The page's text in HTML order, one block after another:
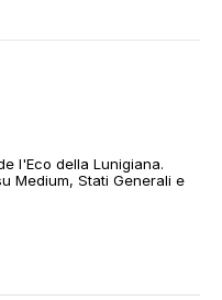
l'Eco della Lunigiana.
Medium, Stati Generali e